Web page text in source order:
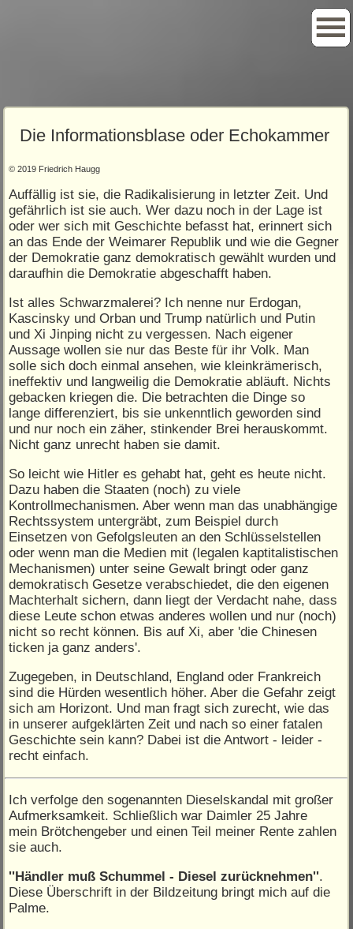
Die Informationsblase oder Echokammer
© 2019 Friedrich Haugg
Auffällig ist sie, die Radikalisierung in letzter Zeit. Und
gefährlich ist sie auch. Wer dazu noch in der Lage ist
oder wer sich mit Geschichte befasst hat, erinnert sich
an das Ende der Weimarer Republik und wie die Gegner
der Demokratie ganz demokratisch gewählt wurden und
daraufhin die Demokratie abgeschafft haben.
Ist alles Schwarzmalerei? Ich nenne nur Erdogan,
Kascinsky und Orban und Trump natürlich und Putin
und Xi Jinping nicht zu vergessen. Nach eigener
Aussage wollen sie nur das Beste für ihr Volk. Man
solle sich doch einmal ansehen, wie kleinkrämerisch,
ineffektiv und langweilig die Demokratie abläuft. Nichts
gebacken kriegen die. Die betrachten die Dinge so
lange differenziert, bis sie unkenntlich geworden sind
und nur noch ein zäher, stinkender Brei herauskommt.
Nicht ganz unrecht haben sie damit.
So leicht wie Hitler es gehabt hat, geht es heute nicht.
Dazu haben die Staaten (noch) zu viele
Kontrollmechanismen. Aber wenn man das unabhängige
Rechtssystem untergräbt, zum Beispiel durch
Einsetzen von Gefolgsleuten an den Schlüsselstellen
oder wenn man die Medien mit (legalen kaptitalistischen
Mechanismen) unter seine Gewalt bringt oder ganz
demokratisch Gesetze verabschiedet, die den eigenen
Machterhalt sichern, dann liegt der Verdacht nahe, dass
diese Leute schon etwas anderes wollen und nur (noch)
nicht so recht können. Bis auf Xi, aber 'die Chinesen
ticken ja ganz anders'.
Zugegeben, in Deutschland, England oder Frankreich
sind die Hürden wesentlich höher. Aber die Gefahr zeigt
sich am Horizont. Und man fragt sich zurecht, wie das
in unserer aufgeklärten Zeit und nach so einer fatalen
Geschichte sein kann? Dabei ist die Antwort - leider -
recht einfach.
Ich verfolge den sogenannten Dieselskandal mit großer
Aufmerksamkeit. Schließlich war Daimler 25 Jahre
mein Brötchengeber und einen Teil meiner Rente zahlen
sie auch.
''Händler muß Schummel - Diesel zurücknehmen''.
Diese Überschrift in der Bildzeitung bringt mich auf die
Palme.